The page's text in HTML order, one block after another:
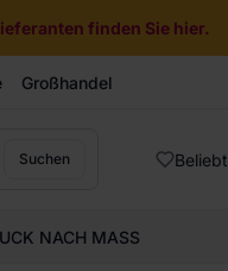
finden Sie hier.
Großhandel
Suchen Beliebt
NACH MASS